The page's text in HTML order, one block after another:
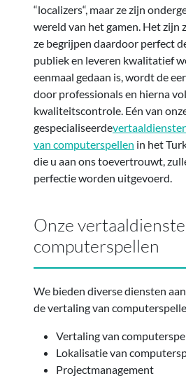
“localizers“, maar ze zijn
wereld van het gamen. Het zijn
ze begrijpen daardoor perfect
publiek en leveren kwalitatief
eenmaal gedaan is, wordt de
door professionals en hierna
kwaliteitscontrole. Eén van
gespecialiseerde
van computerspellen in het
die u aan ons toevertrouwt,
perfectie worden uitgevoerd.
Onze
computerspellen
We bieden diverse diensten
de vertaling van
Vertaling van
Lokalisatie van
Projectmanagement